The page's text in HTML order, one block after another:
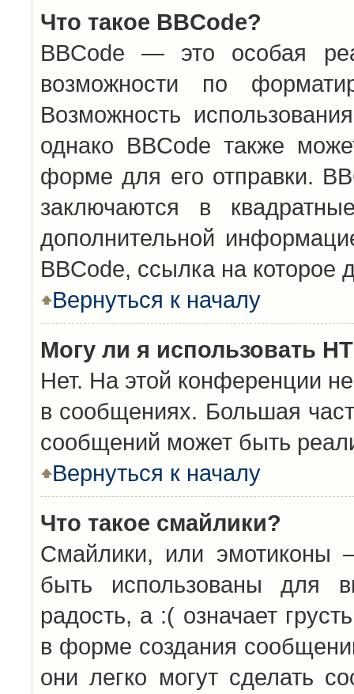
Что такое BBCode?
BBCode — это особая
возможности по
Возможность
однако BBCode также
форме для его отправки.
заключаются в
дополнительной
BBCode, ссылка на
Вернуться к началу
Могу ли я использовать
Нет. На этой конференции
в сообщениях. Большая
сообщений может быть
Вернуться к началу
Что такое смайлики?
Смайлики, или эмотиконы
быть использованы для
радость, а :( означает
в форме создания
они легко могут сделать